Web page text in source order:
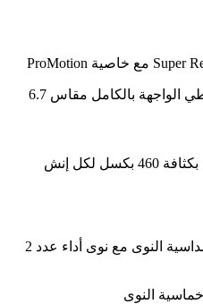
شاشة عرض OLED تغطي الواجهة بالكامل مقاس 6.7
وحدة معالجة مركزية سداسية النوى مع نوى أداء عدد 2
النوى